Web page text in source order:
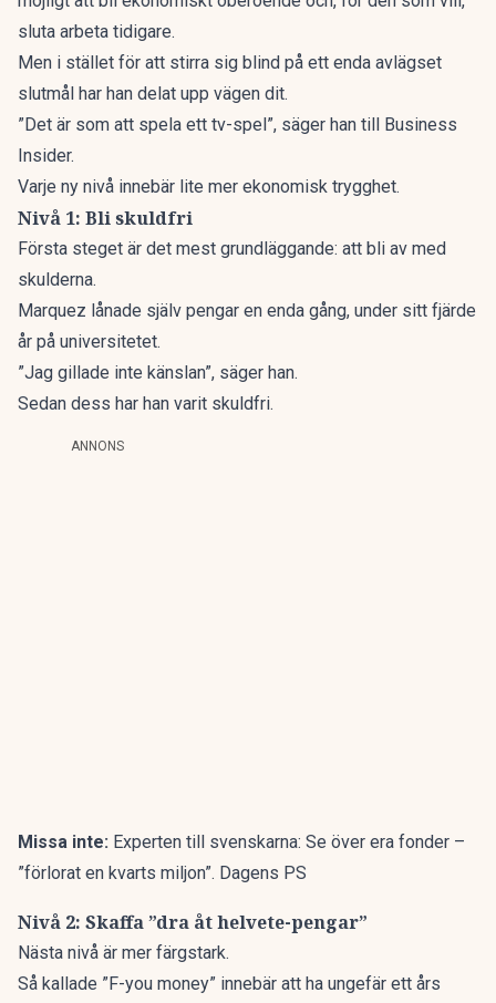
sluta arbeta tidigare.
Men i stället för att stirra sig blind på ett enda avlägset
slutmål har han delat upp vägen dit.
”Det är som att spela ett tv-spel”, säger han till Business
Insider.
Varje ny nivå innebär lite mer ekonomisk trygghet.
Nivå 1: Bli skuldfri
Första steget är det mest grundläggande: att bli av med
skulderna.
Marquez lånade själv pengar en enda gång, under sitt fjärde
år på universitetet.
”Jag gillade inte känslan”, säger han.
Sedan dess har han varit skuldfri.
ANNONS
Missa inte: Experten till svenskarna: Se över era fonder –
”förlorat en kvarts miljon”. Dagens PS
Nivå 2: Skaffa ”dra åt helvete-pengar”
Nästa nivå är mer färgstark.
Så kallade ”F-you money” innebär att ha ungefär ett års